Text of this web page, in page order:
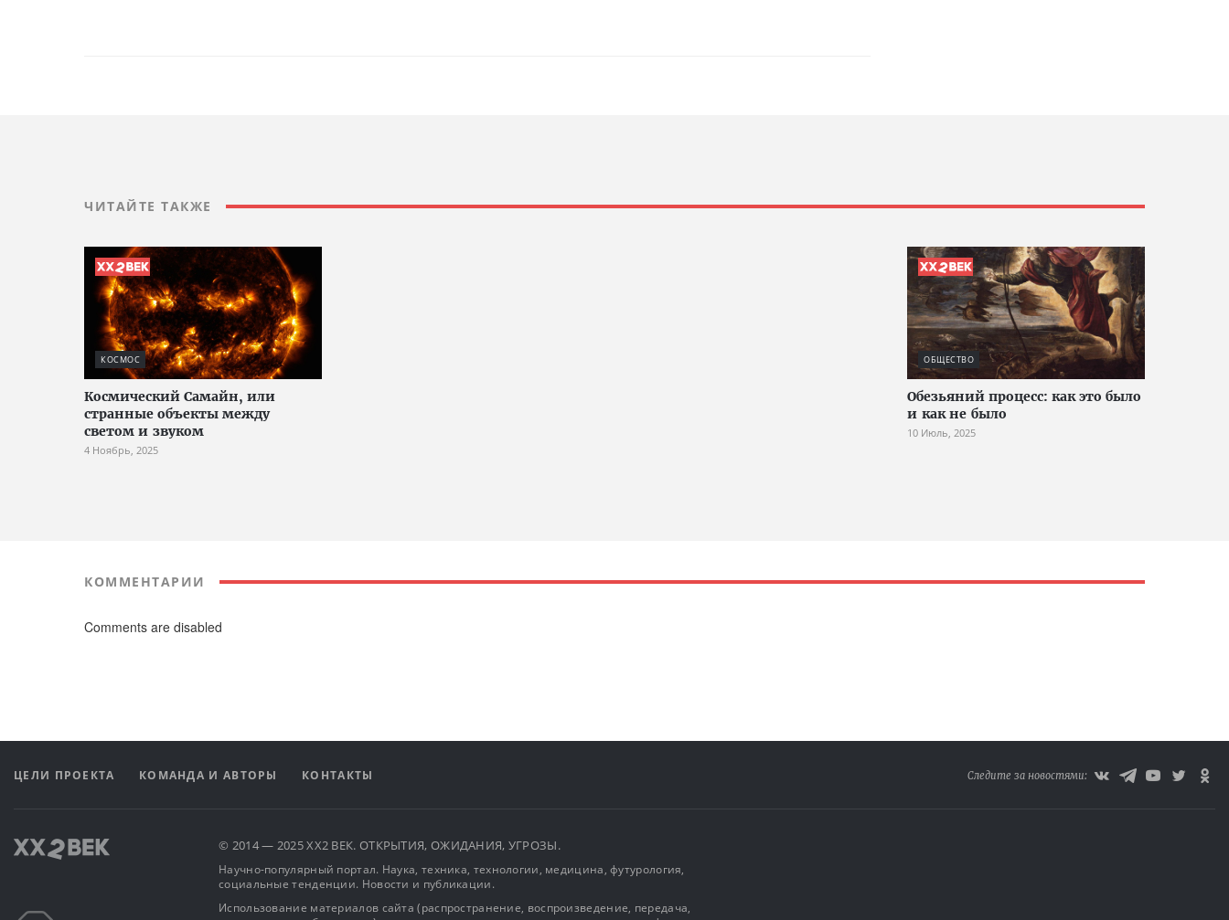
ЧИТАЙТЕ ТАКЖЕ
КОСМОС
Космический Самайн, или
странные объекты между
светом и звуком
4 Ноябрь, 2025
ОБЩЕСТВО
Обезьяний процесс: как это было
и как не было
10 Июль, 2025
КОММЕНТАРИИ
Comments are disabled
ЦЕЛИ ПРОЕКТА КОМАНДА И АВТОРЫ КОНТАКТЫ Следите за новостями:
© 2014 — 2025 XX2 ВЕК. ОТКРЫТИЯ, ОЖИДАНИЯ, УГРОЗЫ.
Научно-популярный портал. Наука, техника, технологии, медицина, футурология,
социальные тенденции. Новости и публикации.
Использование материалов сайта (распространение, воспроизведение, передача,